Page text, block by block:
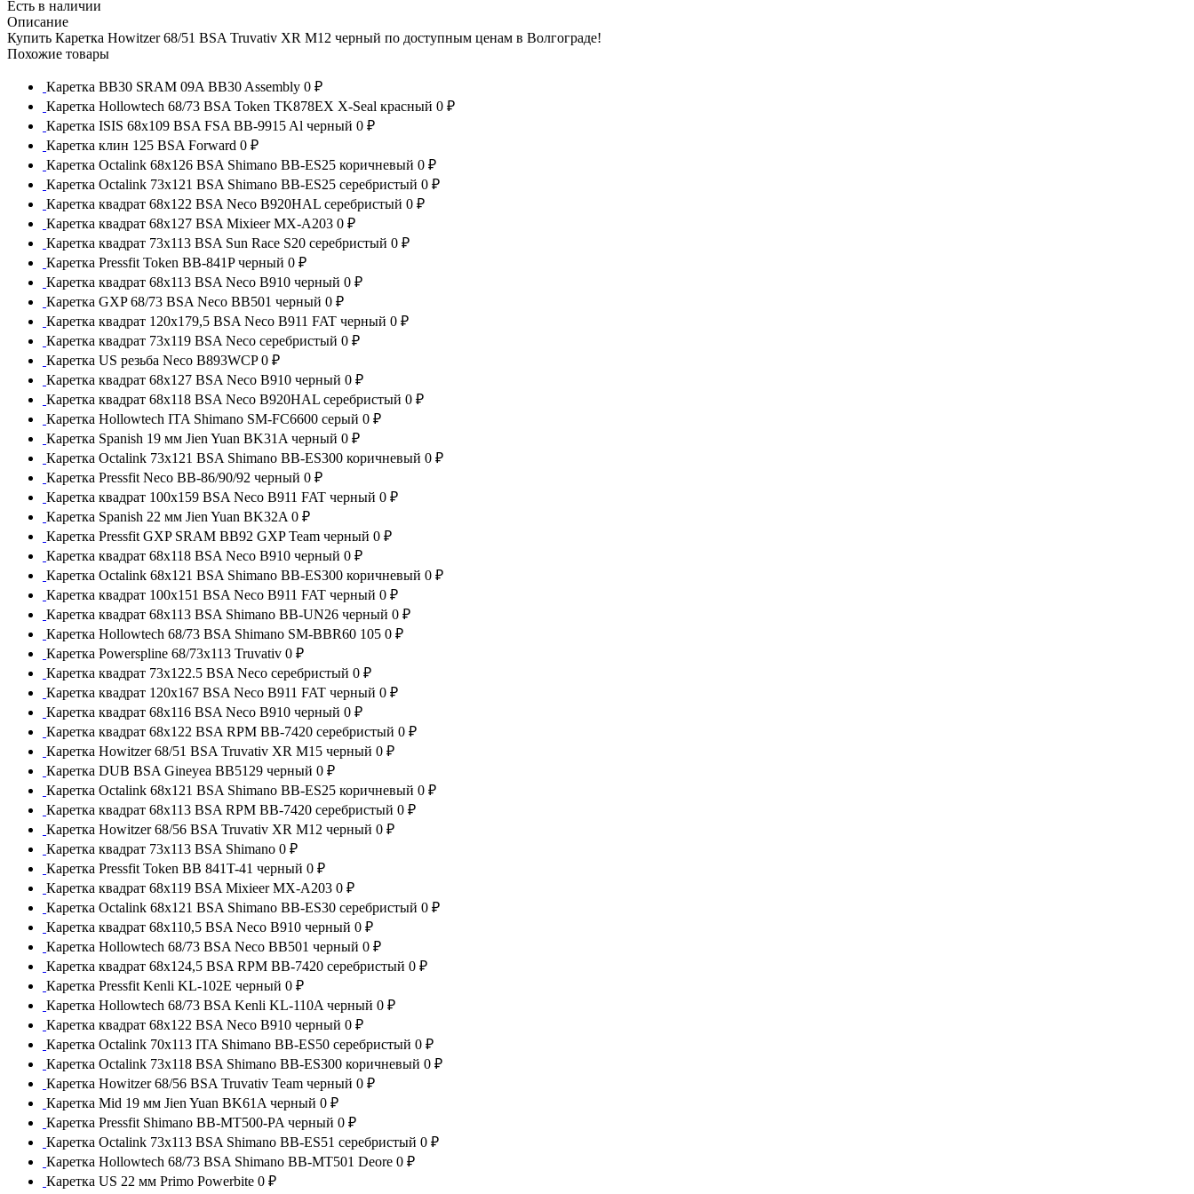
Есть в наличии
Описание
Купить Каретка Howitzer 68/51 BSA Truvativ XR M12 черный по доступным ценам в Волгограде!
Похожие товары
Каретка BB30 SRAM 09A BB30 Assembly 0 ₽
Каретка Hollowtech 68/73 BSA Token TK878EX X-Seal красный 0 ₽
Каретка ISIS 68x109 BSA FSA BB-9915 Al черный 0 ₽
Каретка клин 125 BSA Forward 0 ₽
Каретка Octalink 68x126 BSA Shimano BB-ES25 коричневый 0 ₽
Каретка Octalink 73x121 BSA Shimano BB-ES25 серебристый 0 ₽
Каретка квадрат 68x122 BSA Neco B920HAL серебристый 0 ₽
Каретка квадрат 68x127 BSA Mixieer MX-A203 0 ₽
Каретка квадрат 73x113 BSA Sun Race S20 серебристый 0 ₽
Каретка Pressfit Token BB-841P черный 0 ₽
Каретка квадрат 68x113 BSA Neco B910 черный 0 ₽
Каретка GXP 68/73 BSA Neco BB501 черный 0 ₽
Каретка квадрат 120x179,5 BSA Neco B911 FAT черный 0 ₽
Каретка квадрат 73x119 BSA Neco серебристый 0 ₽
Каретка US резьба Neco B893WCP0 ₽
Каретка квадрат 68x127 BSA Neco B910 черный 0 ₽
Каретка квадрат 68x118 BSA Neco B920HAL серебристый 0 ₽
Каретка Hollowtech ITA Shimano SM-FC6600 серый 0 ₽
Каретка Spanish 19 мм Jien Yuan BK31A черный 0 ₽
Каретка Octalink 73x121 BSA Shimano BB-ES300 коричневый 0 ₽
Каретка Pressfit Neco BB-86/90/92 черный 0 ₽
Каретка квадрат 100x159 BSA Neco B911 FAT черный 0 ₽
Каретка Spanish 22 мм Jien Yuan BK32A 0 ₽
Каретка Pressfit GXP SRAM BB92 GXP Team черный 0 ₽
Каретка квадрат 68x118 BSA Neco B910 черный 0 ₽
Каретка Octalink 68x121 BSA Shimano BB-ES300 коричневый 0 ₽
Каретка квадрат 100x151 BSA Neco B911 FAT черный 0 ₽
Каретка квадрат 68x113 BSA Shimano BB-UN26 черный 0 ₽
Каретка Hollowtech 68/73 BSA Shimano SM-BBR60 105 0 ₽
Каретка Powerspline 68/73x113 Truvativ 0 ₽
Каретка квадрат 73x122.5 BSA Neco серебристый 0 ₽
Каретка квадрат 120x167 BSA Neco B911 FAT черный 0 ₽
Каретка квадрат 68x116 BSA Neco B910 черный 0 ₽
Каретка квадрат 68x122 BSA RPM BB-7420 серебристый 0 ₽
Каретка Howitzer 68/51 BSA Truvativ XR M15 черный 0 ₽
Каретка DUB BSA Gineyea BB5129 черный 0 ₽
Каретка Octalink 68x121 BSA Shimano BB-ES25 коричневый 0 ₽
Каретка квадрат 68x113 BSA RPM BB-7420 серебристый 0 ₽
Каретка Howitzer 68/56 BSA Truvativ XR M12 черный 0 ₽
Каретка квадрат 73x113 BSA Shimano 0 ₽
Каретка Pressfit Token BB 841T-41 черный 0 ₽
Каретка квадрат 68x119 BSA Mixieer MX-A203 0 ₽
Каретка Octalink 68x121 BSA Shimano BB-ES30 серебристый 0 ₽
Каретка квадрат 68x110,5 BSA Neco B910 черный 0 ₽
Каретка Hollowtech 68/73 BSA Neco BB501 черный 0 ₽
Каретка квадрат 68x124,5 BSA RPM BB-7420 серебристый 0 ₽
Каретка Pressfit Kenli KL-102E черный 0 ₽
Каретка Hollowtech 68/73 BSA Kenli KL-110A черный 0 ₽
Каретка квадрат 68x122 BSA Neco B910 черный 0 ₽
Каретка Octalink 70x113 ITA Shimano BB-ES50 серебристый 0 ₽
Каретка Octalink 73x118 BSA Shimano BB-ES300 коричневый 0 ₽
Каретка Howitzer 68/56 BSA Truvativ Team черный 0 ₽
Каретка Mid 19 мм Jien Yuan BK61A черный 0 ₽
Каретка Pressfit Shimano BB-MT500-PA черный 0 ₽
Каретка Octalink 73x113 BSA Shimano BB-ES51 серебристый 0 ₽
Каретка Hollowtech 68/73 BSA Shimano BB-MT501 Deore 0 ₽
Каретка US 22 мм Primo Powerbite 0 ₽